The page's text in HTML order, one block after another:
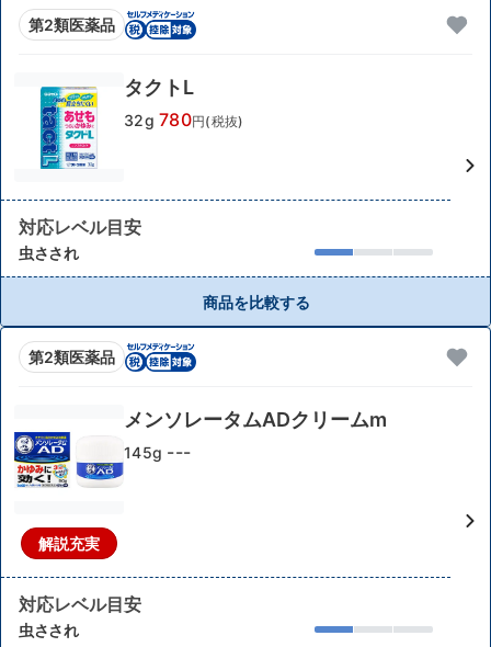
第2類医薬品
タクトL
32g 780円(税抜)
対応レベル目安
虫さされ
商品を比較する
第2類医薬品
解説充実
メンソレータムADクリームm
145g ---
対応レベル目安
虫さされ